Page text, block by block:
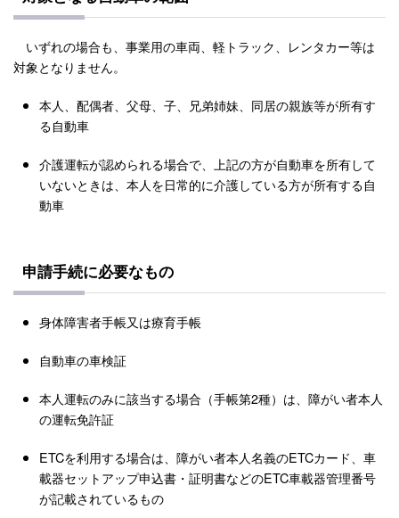
いずれの場合も、事業用の車両、軽トラック、レンタカー等は
対象となりません。
本人、配偶者、父母、子、兄弟姉妹、同居の親族等が所有す
る自動車
介護運転が認められる場合で、上記の方が自動車を所有して
いないときは、本人を日常的に介護している方が所有する自
動車
申請手続に必要なもの
身体障害者手帳又は療育手帳
自動車の車検証
本人運転のみに該当する場合（手帳第2種）は、障がい者本人
の運転免許証
ETCを利用する場合は、障がい者本人名義のETCカード、車
載器セットアップ申込書・証明書などのETC車載器管理番号
が記載されているもの